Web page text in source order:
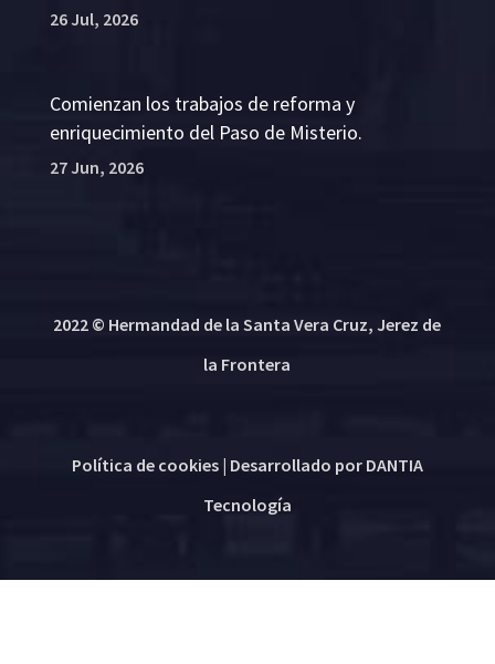
26 Jul, 2026
Comienzan los trabajos de reforma y
enriquecimiento del Paso de Misterio.
27 Jun, 2026
2022 © Hermandad de la Santa Vera Cruz, Jerez de
la Frontera
Política de cookies| Desarrollado por DANTIA
Tecnología